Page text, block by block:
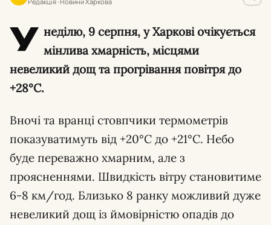
У неділю, 9 серпня, у Харкові очікується
мінлива хмарність, місцями
невеликий дощ та прогрівання повітря до
+28°С.
Вночі та вранці стовпчики термометрів
показуватимуть від +20°С до +21°С. Небо
буде переважно хмарним, але з
проясненнями. Швидкість вітру становитиме
6-8 км/год. Близько 8 ранку можливий дуже
невеликий дощ із ймовірністю опадів до